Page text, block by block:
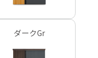
ダークGr